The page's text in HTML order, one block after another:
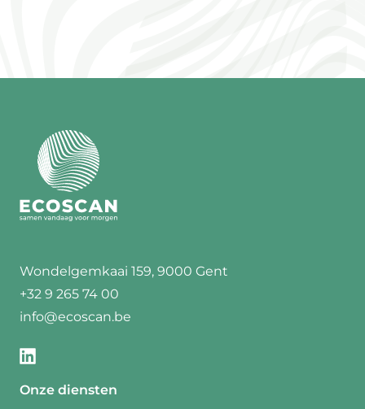
Wondelgemkaai 159, 9000 Gent
+32 9 265 74 00
info@ecoscan.be
Onze diensten